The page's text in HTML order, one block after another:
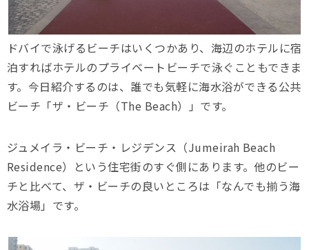
ドバイで泳げるビーチはいくつかあり、海辺のホテルに宿
泊すればホテルのプライベートビーチで泳ぐこともできま
す。今日紹介するのは、誰でも気軽に海水浴ができる公共
ビーチ「ザ・ビーチ（The Beach）」です。
ジュメイラ・ビーチ・レジデンス（Jumeirah Beach
Residence）という住宅街のすぐ側にあります。他のビー
チと比べて、ザ・ビーチの良いところは「なんでも揃う海
水浴場」です。